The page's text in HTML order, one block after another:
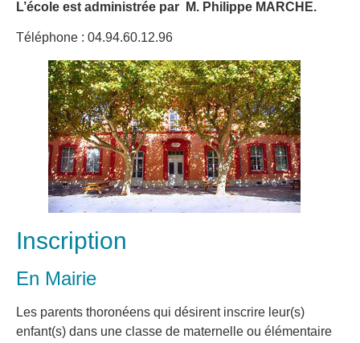
L’école est administrée par M. Philippe MARCHE.
Téléphone : 04.94.60.12.96
Inscription
En Mairie
Les parents thoronéens qui désirent inscrire leur(s)
enfant(s) dans une classe de maternelle ou élémentaire